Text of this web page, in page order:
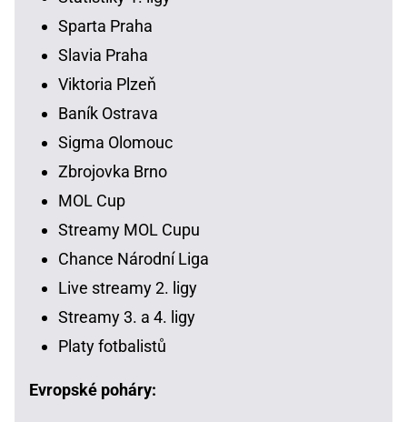
Sparta Praha
Slavia Praha
Viktoria Plzeň
Baník Ostrava
Sigma Olomouc
Zbrojovka Brno
MOL Cup
Streamy MOL Cupu
Chance Národní Liga
Live streamy 2. ligy
Streamy 3. a 4. ligy
Platy fotbalistů
Evropské poháry: